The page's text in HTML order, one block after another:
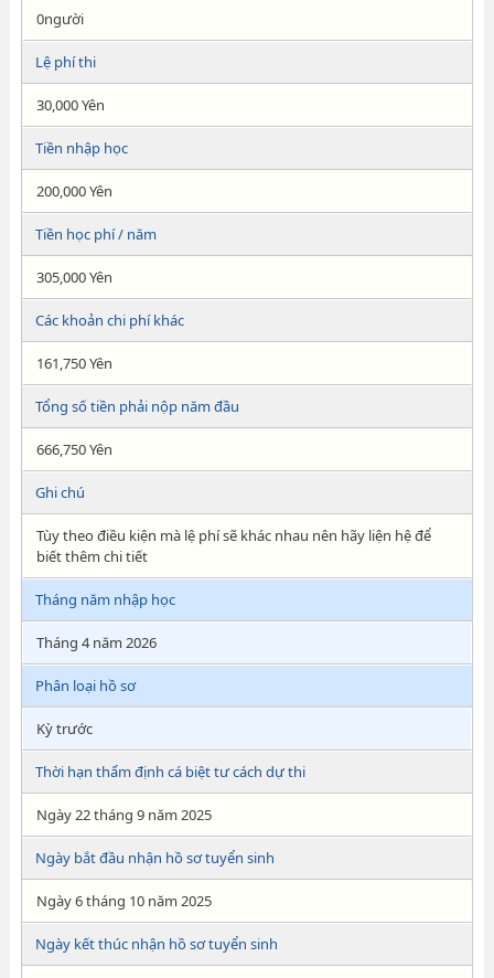
0người
Lệ phí thi
30,000 Yên
Tiền nhập học
200,000 Yên
Tiền học phí / năm
305,000 Yên
Các khoản chi phí khác
161,750 Yên
Tổng số tiền phải nộp năm đầu
666,750 Yên
Ghi chú
Tùy theo điều kiện mà lệ phí sẽ khác nhau nên hãy liện hệ để
biết thêm chi tiết
Tháng năm nhập học
Tháng 4 năm 2026
Phân loại hồ sơ
Kỳ trước
Thời hạn thẩm định cá biệt tư cách dự thi
Ngày 22 tháng 9 năm 2025
Ngày bắt đầu nhận hồ sơ tuyển sinh
Ngày 6 tháng 10 năm 2025
Ngày kết thúc nhận hồ sơ tuyển sinh